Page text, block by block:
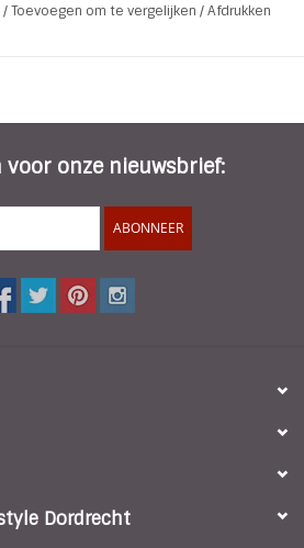
/Toevoegen om te vergelijken /Afdrukken
voor onze nieuwsbrief:
ABONNEER
Dordrecht